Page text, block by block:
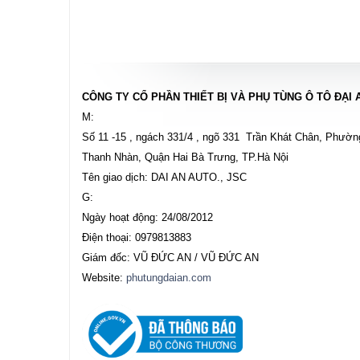
CÔNG TY CỔ PHẦN THIẾT BỊ VÀ PHỤ TÙNG Ô TÔ ĐẠI
M:
Số 11 -15 , ngách 331/4 , ngõ 331 Trần Khát Chân,
Thanh Nhàn, Quận Hai Bà Trưng, TP.Hà Nội
Tên giao dịch: DAI AN AUTO., JSC
G:
Ngày hoạt động: 24/08/2012
Điện thoại: 0979813883
Giám đốc: VŨ ĐỨC AN / VŨ ĐỨC AN
Website: phutungdaian.com